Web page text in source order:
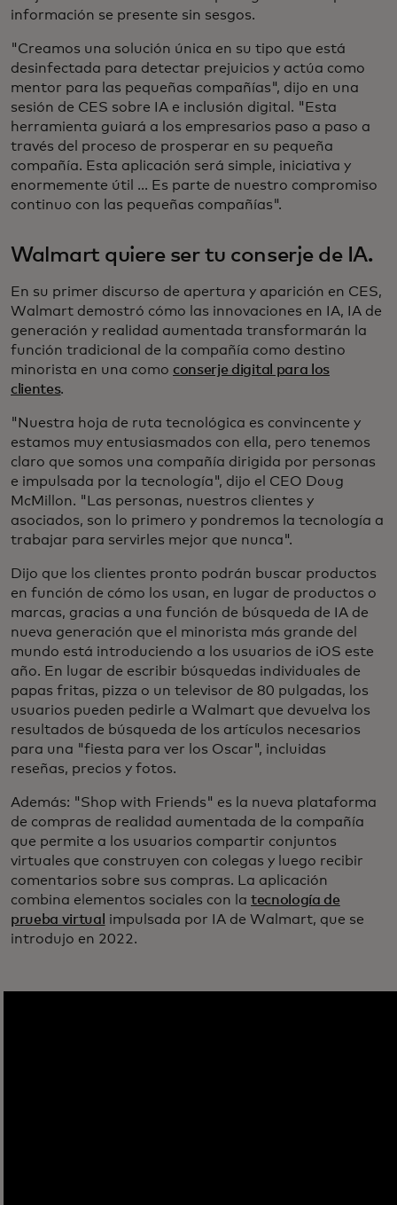
información se presente sin sesgos.
"Creamos una solución única en su tipo que está
desinfectada para detectar prejuicios y actúa como
mentor para las pequeñas compañías", dijo en una
sesión de CES sobre IA e inclusión digital. "Esta
herramienta guiará a los empresarios paso a paso a
través del proceso de prosperar en su pequeña
compañía. Esta aplicación será simple, iniciativa y
enormemente útil ... Es parte de nuestro compromiso
continuo con las pequeñas compañías".
Walmart quiere ser tu conserje de IA.
En su primer discurso de apertura y aparición en CES,
Walmart demostró cómo las innovaciones en IA, IA de
generación y realidad aumentada transformarán la
función tradicional de la compañía como destino
minorista en una como conserje digital para los
clientes.
"Nuestra hoja de ruta tecnológica es convincente y
estamos muy entusiasmados con ella, pero tenemos
claro que somos una compañía dirigida por personas
e impulsada por la tecnología", dijo el CEO Doug
McMillon. "Las personas, nuestros clientes y
asociados, son lo primero y pondremos la tecnología a
trabajar para servirles mejor que nunca".
Dijo que los clientes pronto podrán buscar productos
en función de cómo los usan, en lugar de productos o
marcas, gracias a una función de búsqueda de IA de
nueva generación que el minorista más grande del
mundo está introduciendo a los usuarios de iOS este
año. En lugar de escribir búsquedas individuales de
papas fritas, pizza o un televisor de 80 pulgadas, los
usuarios pueden pedirle a Walmart que devuelva los
resultados de búsqueda de los artículos necesarios
para una "fiesta para ver los Oscar", incluidas
reseñas, precios y fotos.
Además: "Shop with Friends" es la nueva plataforma
de compras de realidad aumentada de la compañía
que permite a los usuarios compartir conjuntos
virtuales que construyen con colegas y luego recibir
comentarios sobre sus compras. La aplicación
combina elementos sociales con la tecnología de
prueba virtual
impulsada por IA de Walmart, que se
introdujo en 2022.